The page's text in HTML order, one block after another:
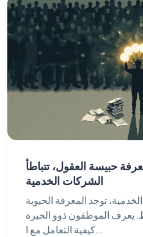
حبيسة العقول، تتباطأ
الشركات الخدمية
توجد المعرفة الحيوية
الموظفون ذوو الخبرة
كيفية التعامل مع ا...